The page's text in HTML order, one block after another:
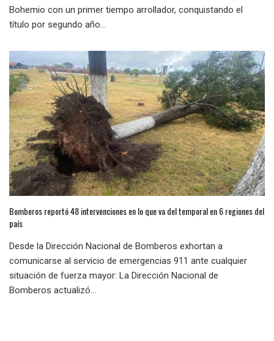
Bohemio con un primer tiempo arrollador, conquistando el
título por segundo año...
Bomberos reportó 48 intervenciones en lo que va del temporal en 6 regiones del
país
Desde la Dirección Nacional de Bomberos exhortan a
comunicarse al servicio de emergencias 911 ante cualquier
situación de fuerza mayor: La Dirección Nacional de
Bomberos actualizó...